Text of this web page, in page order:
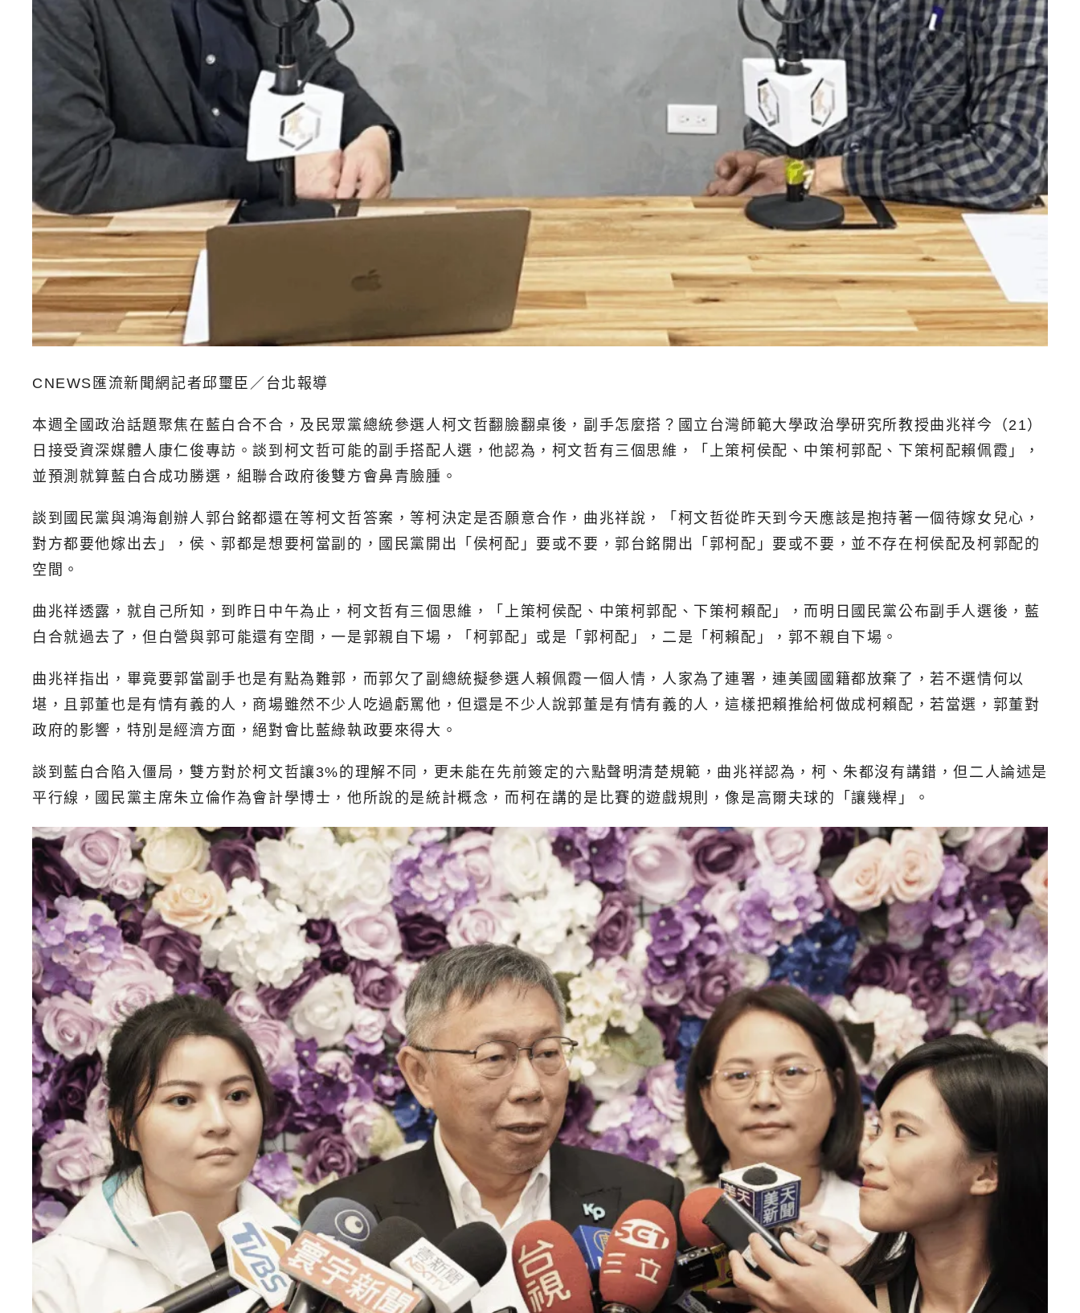
CNEWS匯流新聞網記者邱璽臣／台北報導
本週全國政治話題聚焦在藍白合不合，及民眾黨總統參選人柯文哲翻臉翻桌後，副手怎麼搭？國立台灣師範大學政治學研究所教授曲兆祥今（21）
日接受資深媒體人康仁俊專訪。談到柯文哲可能的副手搭配人選，他認為，柯文哲有三個思維，「上策柯侯配、中策柯郭配、下策柯配賴佩霞」，
並預測就算藍白合成功勝選，組聯合政府後雙方會鼻青臉腫。
談到國民黨與鴻海創辦人郭台銘都還在等柯文哲答案，等柯決定是否願意合作，曲兆祥說，「柯文哲從昨天到今天應該是抱持著一個待嫁女兒心，
對方都要他嫁出去」，侯、郭都是想要柯當副的，國民黨開出「侯柯配」要或不要，郭台銘開出「郭柯配」要或不要，並不存在柯侯配及柯郭配的
空間。
曲兆祥透露，就自己所知，到昨日中午為止，柯文哲有三個思維，「上策柯侯配、中策柯郭配、下策柯賴配」，而明日國民黨公布副手人選後，藍
白合就過去了，但白營與郭可能還有空間，一是郭親自下場，「柯郭配」或是「郭柯配」，二是「柯賴配」，郭不親自下場。
曲兆祥指出，畢竟要郭當副手也是有點為難郭，而郭欠了副總統擬參選人賴佩霞一個人情，人家為了連署，連美國國籍都放棄了，若不選情何以
堪，且郭董也是有情有義的人，商場雖然不少人吃過虧罵他，但還是不少人說郭董是有情有義的人，這樣把賴推給柯做成柯賴配，若當選，郭董對
政府的影響，特別是經濟方面，絕對會比藍綠執政要來得大。
談到藍白合陷入僵局，雙方對於柯文哲讓3%的理解不同，更未能在先前簽定的六點聲明清楚規範，曲兆祥認為，柯、朱都沒有講錯，但二人論述是
平行線，國民黨主席朱立倫作為會計學博士，他所說的是統計概念，而柯在講的是比賽的遊戲規則，像是高爾夫球的「讓幾桿」。